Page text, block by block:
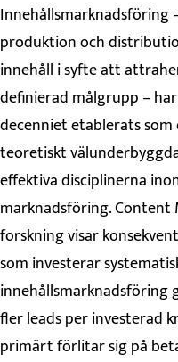
Innehållsmarknadsföring
produktion och
innehåll i syfte att
definierad målgrupp –
decenniet etablerats som
teoretiskt
effektiva disciplinerna
marknadsföring.
forskning visar
som investerar
innehållsmarknadsföring
fler leads per investerad
primärt förlitar sig på